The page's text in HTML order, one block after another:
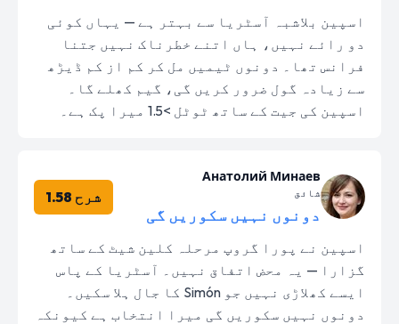
اسپین بلاشبہ آسٹریا سے بہتر ہے — یہاں کوئی
دو رائے نہیں، ہاں اتنے خطرناک نہیں جتنا
فرانس تھا۔ دونوں ٹیمیں مل کر کم از کم ڈیڑھ
سے زیادہ گول ضرور کریں گی، گیم کھلے گا۔
اسپین کی جیت کے ساتھ ٹوٹل >1.5 میرا پک ہے۔
Анатолий Минаев
شائق
دونوں نہیں سکوریں گی
شرح 1.58
اسپین نے پورا گروپ مرحلہ کلین شیٹ کے ساتھ
گزارا — یہ محض اتفاق نہیں۔ آسٹریا کے پاس
ایسے کھلاڑی نہیں جو Simón کا جال ہلا سکیں۔
دونوں نہیں سکوریں گی میرا انتخاب ہے کیونکہ